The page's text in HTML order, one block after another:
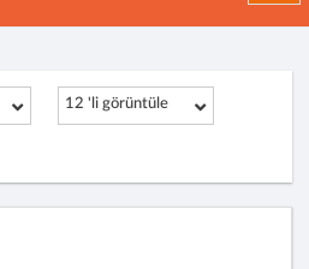
12 'li görüntüle